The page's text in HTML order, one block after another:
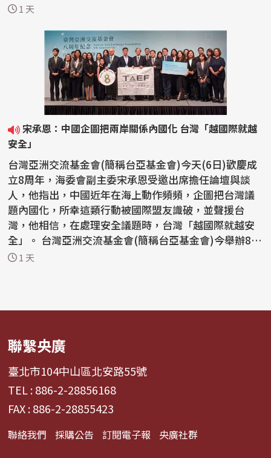
1 天
宋承恩：中國企圖把兩岸關係內國化 台灣「越國際就越
安全」
台灣亞洲交流基金會(簡稱台亞基金會)今天(6日)歡慶成
立8周年，海委會副主委宋承恩受邀出席擔任論壇與談
人，他指出，中國近年在海上動作頻頻，企圖把台灣議
題內國化，所幸這類行動被國際盟友識破，並聲援台
灣，他相信，在處理安全議題時，台灣「越國際就越安
全」。 台灣亞洲交流基金會(簡稱台亞基金會)今舉辦8周
年紀念...
1 天
聯繫央廣
臺北市104中山區北安路55號
TEL : 886-2-28856168
FAX : 886-2-28855423
聯絡我們 採購公告 訂閱電子報 央廣社群